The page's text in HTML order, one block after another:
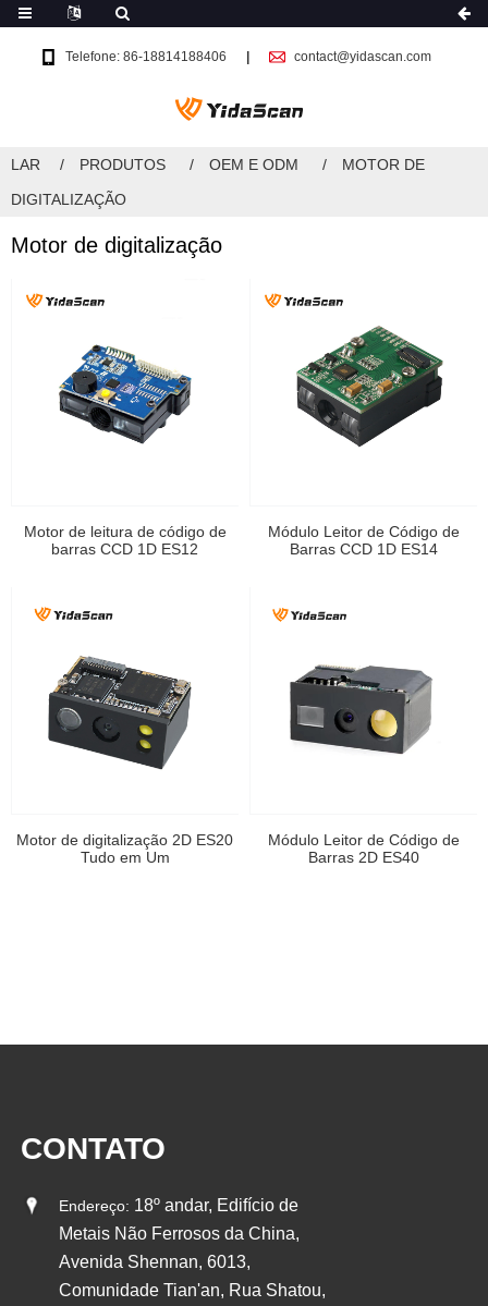
Telefone: 86-18814188406 contact@yidascan.com
LAR PRODUTOS OEM E ODM
MOTOR DE
DIGITALIZAÇÃO
Motor de digitalização
Motor de leitura de código de
barras CCD 1D ES12
Módulo Leitor de Código de
Barras CCD 1D ES14
Motor de digitalização 2D ES20
Tudo em Um
Módulo Leitor de Código de
Barras 2D ES40
CONTATO
Endereço: 18º andar, Edifício de
Metais Não Ferrosos da China,
Avenida Shennan, 6013,
Comunidade Tian'an, Rua Shatou,